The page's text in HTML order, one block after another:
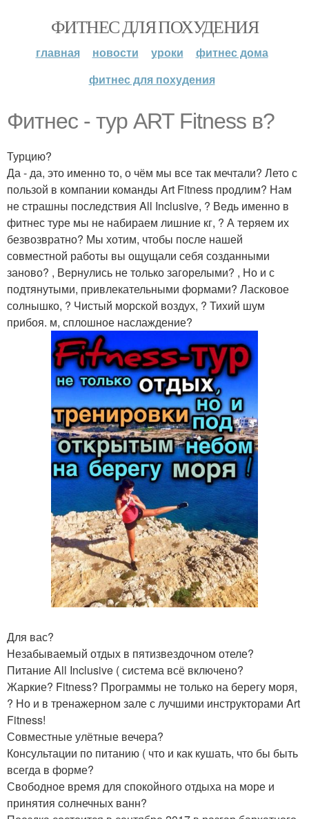
ФИТНЕС ДЛЯ ПОХУДЕНИЯ
главная новости уроки
фитнес дома
фитнес для похудения
Фитнес - тур ART Fitness в?
Турцию?
Да - да, это именно то, о чём мы все так мечтали? Лето с
пользой в компании команды Art Fitness продлим? Нам
не страшны последствия All Inclusive, ? Ведь именно в
фитнес туре мы не набираем лишние кг, ? А теряем их
безвозвратно? Мы хотим, чтобы после нашей
совместной работы вы ощущали себя созданными
заново? , Вернулись не только загорелыми? , Но и с
подтянутыми, привлекательными формами? Ласковое
солнышко, ? Чистый морской воздух, ? Тихий шум
прибоя. м, сплошное наслаждение?
Для вас?
Незабываемый отдых в пятизвездочном отеле?
Питание All Inclusive ( система всё включено?
Жаркие? Fitness? Программы не только на берегу моря,
? Но и в тренажерном зале с лучшими инструкторами Art
Fitness!
Совместные улётные вечера?
Консультации по питанию ( что и как кушать, что бы быть
всегда в форме?
Свободное время для спокойного отдыха на море и
принятия солнечных ванн?